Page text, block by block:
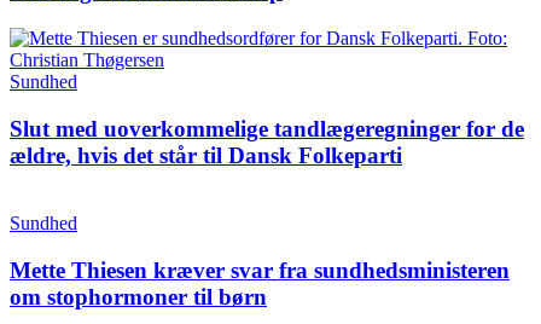
Sundhed
Slut med uoverkommelige tandlægeregninger for de
ældre, hvis det står til Dansk Folkeparti
Sundhed
Mette Thiesen kræver svar fra sundhedsministeren
om stophormoner til børn